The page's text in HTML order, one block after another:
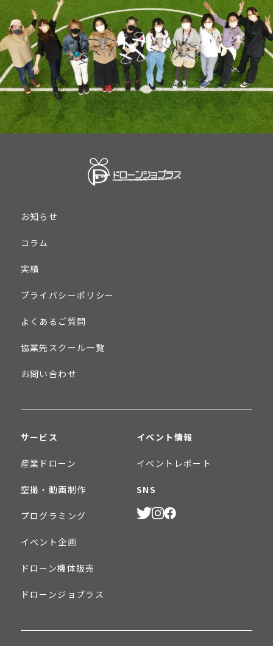
お知らせ
コラム
実績
プライバシーポリシー
よくあるご質問
協業先スクール一覧
お問い合わせ
サービス
産業ドローン
空撮・動画制作
プログラミング
イベント企画
ドローン機体販売
ドローンジョプラス
イベント情報
イベントレポート
SNS